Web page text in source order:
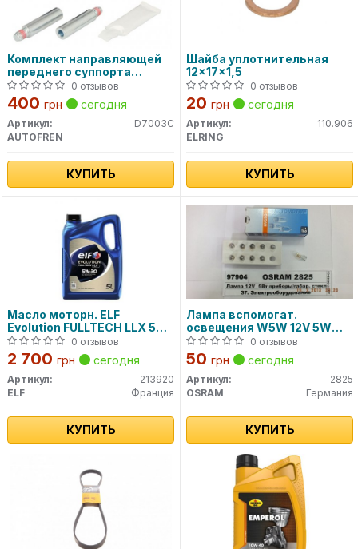
Комплект направляющей
переднего суппорта
D7003C AUTOFREN
0 отзывов
400 грн сегодня
Артикул:
D7003C
AUTOFREN
КУПИТЬ
Шайба уплотнительная
12x17x1,5
0 отзывов
20 грн сегодня
Артикул:
110.906
ELRING
КУПИТЬ
Масло моторн. ELF
Evolution FULLTECH LLX 5W-
30 (Канистра 5л)
0 отзывов
2 700 грн сегодня
Артикул:
213920
ELF
Франция
КУПИТЬ
Лампа вспомогат.
освещения W5W 12V 5W
W2.1x9.5d (пр-во OSRAM)
0 отзывов
50 грн сегодня
Артикул:
2825
OSRAM
Германия
КУПИТЬ